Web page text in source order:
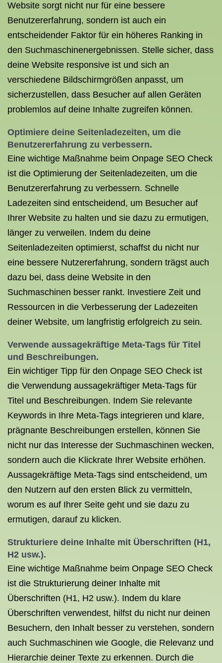
Website sorgt nicht nur für eine bessere
Benutzererfahrung, sondern ist auch ein
entscheidender Faktor für ein höheres Ranking in
den Suchmaschinenergebnissen. Stelle sicher, dass
deine Website responsive ist und sich an
verschiedene Bildschirmgrößen anpasst, um
sicherzustellen, dass Besucher auf allen Geräten
problemlos auf deine Inhalte zugreifen können.
Optimiere deine Seitenladezeiten, um die
Benutzererfahrung zu verbessern.
Eine wichtige Maßnahme beim Onpage SEO Check
ist die Optimierung der Seitenladezeiten, um die
Benutzererfahrung zu verbessern. Schnelle
Ladezeiten sind entscheidend, um Besucher auf
Ihrer Website zu halten und sie dazu zu ermutigen,
länger zu verweilen. Indem du deine
Seitenladezeiten optimierst, schaffst du nicht nur
eine bessere Nutzererfahrung, sondern trägst auch
dazu bei, dass deine Website in den
Suchmaschinen besser rankt. Investiere Zeit und
Ressourcen in die Verbesserung der Ladezeiten
deiner Website, um langfristig erfolgreich zu sein.
Verwende aussagekräftige Meta-Tags für Titel
und Beschreibungen.
Ein wichtiger Tipp für den Onpage SEO Check ist
die Verwendung aussagekräftiger Meta-Tags für
Titel und Beschreibungen. Indem Sie relevante
Keywords in Ihre Meta-Tags integrieren und klare,
prägnante Beschreibungen erstellen, können Sie
nicht nur das Interesse der Suchmaschinen wecken,
sondern auch die Klickrate Ihrer Website erhöhen.
Aussagekräftige Meta-Tags sind entscheidend, um
den Nutzern auf den ersten Blick zu vermitteln,
worum es auf Ihrer Seite geht und sie dazu zu
ermutigen, darauf zu klicken.
Strukturiere deine Inhalte mit Überschriften (H1,
H2 usw.).
Eine wichtige Maßnahme beim Onpage SEO Check
ist die Strukturierung deiner Inhalte mit
Überschriften (H1, H2 usw.). Indem du klare
Überschriften verwendest, hilfst du nicht nur deinen
Besuchern, den Inhalt besser zu verstehen, sondern
auch Suchmaschinen wie Google, die Relevanz und
Hierarchie deiner Texte zu erkennen. Durch die